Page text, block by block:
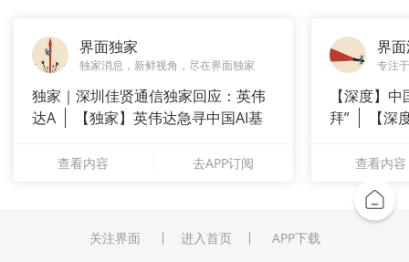
界面独家
独家消息，新鲜视角，尽在界面独家
独家｜深圳佳贤通信独家回应：英伟
达A
【独家】英伟达急寻中国AI基
查看内容 去APP订阅
界
专注
【深度】
拜”
【
查看内容
关注界面 进入首页 APP下载